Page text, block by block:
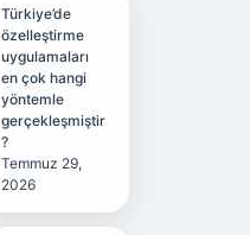
Türkiye’de
özelleştirme
uygulamaları
en çok hangi
yöntemle
gerçekleşmiştir
?
Temmuz 29,
2026